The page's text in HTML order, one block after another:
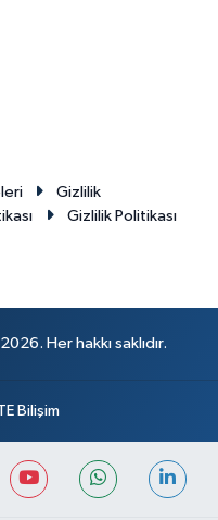
Gizlilik
Gizlilik Politikası
Her hakkı saklıdır.
Bilişim